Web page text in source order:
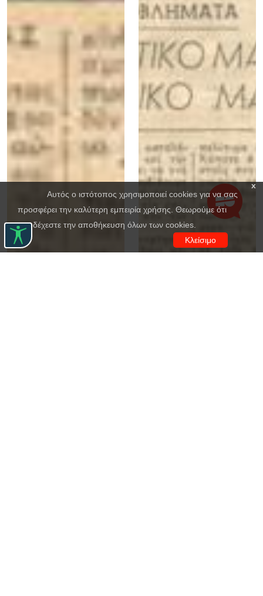
x
Αυτός ο ιστότοπος χρησιμοποιεί cookies για να σας
προσφέρει την καλύτερη εμπειρία χρήσης. Θεωρούμε ότι
αποδέχεστε την αποθήκευση όλων των cookies.
Κλείσιμο